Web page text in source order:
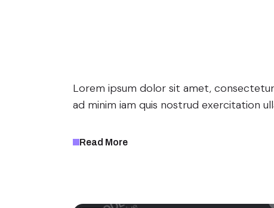
Lorem ipsum dolor sit amet,
ad minim iam quis nostrud exercitation
Read More